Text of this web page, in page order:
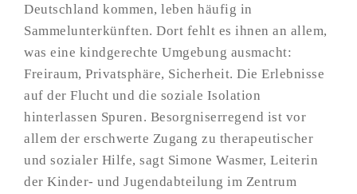
Deutschland kommen, leben häufig in
Sammelunterkünften. Dort fehlt es ihnen an allem,
was eine kindgerechte Umgebung ausmacht:
Freiraum, Privatsphäre, Sicherheit. Die Erlebnisse
auf der Flucht und die soziale Isolation
hinterlassen Spuren. Besorgniserregend ist vor
allem der erschwerte Zugang zu therapeutischer
und sozialer Hilfe, sagt Simone Wasmer, Leiterin
der Kinder- und Jugendabteilung im Zentrum